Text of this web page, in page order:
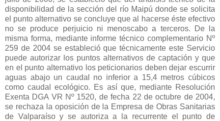
disponibilidad de la sección del río Maipú donde se solicita
el punto alternativo se concluye que al hacerse éste efectivo
no se produce perjuicio ni menoscabo a terceros. De la
misma forma, mediante informe técnico complementario Nº
259 de 2004 se estableció que técnicamente este Servicio
puede autorizar los puntos alternativos de captación y que
en el punto alternativo los peticionarios deben dejar escurrir
aguas abajo un caudal no inferior a 15,4 metros cúbicos
como caudal ecológico. Es así que, mediante Resolución
Exenta DGA VR Nº 1520, de fecha 22 de octubre de 2004,
se rechaza la oposición de la Empresa de Obras Sanitarias
de Valparaíso y se autoriza a la recurrente el punto de